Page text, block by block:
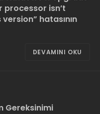
processor isn’t
hatasının
DEVAMINI OKU
Gereksinimi